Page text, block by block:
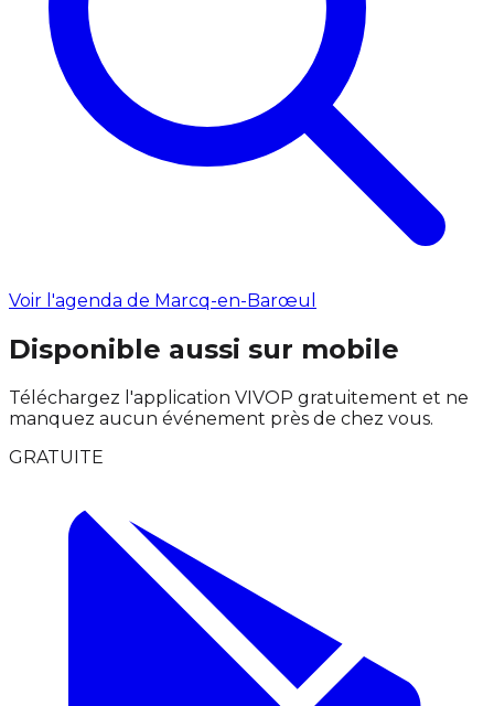
Voir l'agenda de Marcq-en-Barœul
Disponible aussi sur mobile
Téléchargez l'application VIVOP gratuitement et ne
manquez aucun événement près de chez vous.
GRATUITE